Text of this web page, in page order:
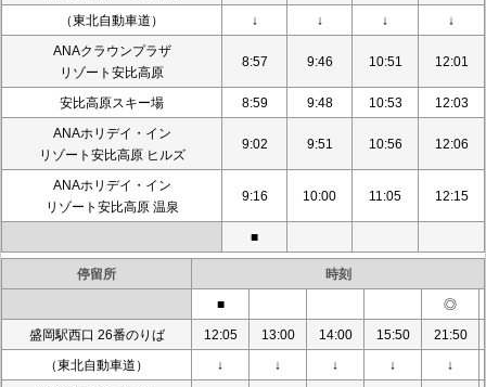
（東北自動車道）
↓ ↓ ↓
↓
ANAクラウンプラザ
リゾート安比高原
8:57 9:46 10:51 12:01
安比高原スキー場 8:59 9:48 10:53
12:03
ANAホリデイ・イン
リゾート安比高原 ヒルズ
9:02 9:51 10:56 12:06
ANAホリデイ・イン
リゾート安比高原 温泉
9:16 10:00 11:05 12:15
■
停留所
時刻
■
◎
盛岡駅西口 26番のりば
12:05 13:00 14:00 15:50
21:50
（東北自動車道）
↓ ↓ ↓ ↓
↓